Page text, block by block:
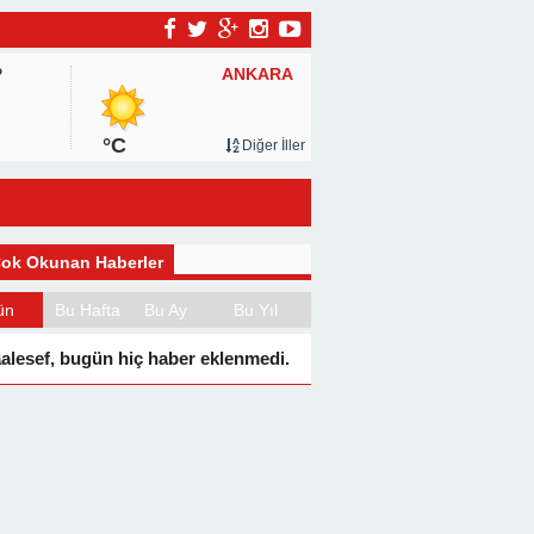
ANKARA
°C Diğer İller
Okunan Haberler
Bu Hafta Bu Ay Bu Yıl
bugün hiç haber eklenmedi.